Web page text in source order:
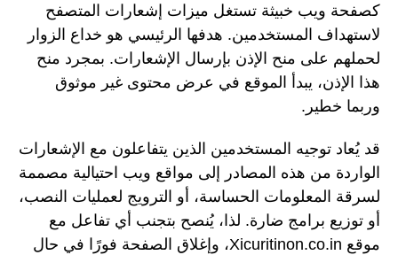
كصفحة ويب خبيثة تستغل ميزات إشعارات المتصفح
لاستهداف المستخدمين. هدفها الرئيسي هو خداع الزوار
لحملهم على منح الإذن بإرسال الإشعارات. بمجرد منح
هذا الإذن، يبدأ الموقع في عرض محتوى غير موثوق
وربما خطير.
قد يُعاد توجيه المستخدمين الذين يتفاعلون مع الإشعارات
الواردة من هذه المصادر إلى مواقع ويب احتيالية مصممة
لسرقة المعلومات الحساسة، أو الترويج لعمليات النصب،
أو توزيع برامج ضارة. لذا، يُنصح بتجنب أي تفاعل مع
موقع Xicuritinon.co.in، وإغلاق الصفحة فورًا في حال